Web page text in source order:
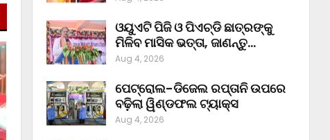
ଓୟୁଏଟି ପିଜି ଓ ପିଏଚ୍‌ଡି ଛାତ୍ରଙ୍କୁ
ମିଳିବ ମାସିକ ଭତ୍ତା, ଜାଣନ୍ତୁ…
Aug 4, 2026
ପେଟ୍ରୋଲ-ଡିଜେଲ ରପ୍ତାନି ଉପରେ
ବଢ଼ିଲା ୱିଣ୍ଡଫଲ ଟ୍ୟାକ୍ସ
Aug 4, 2026